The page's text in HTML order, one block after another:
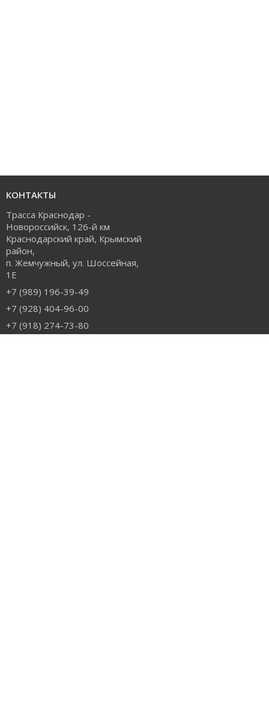
КОНТАКТЫ
Трасса Краснодар -
Новороссийск, 126-й км
Краснодарский край, Крымский
район,
п. Жемчужный, ул. Шоссейная,
1Е
+7 (989) 196-39-49
+7 (928) 404-96-00
+7 (918) 274-73-80